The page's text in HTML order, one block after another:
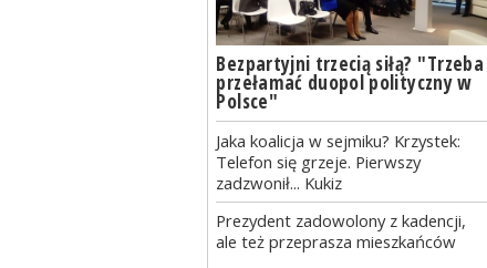
Bezpartyjni trzecią siłą? "Trzeba
przełamać duopol polityczny w
Polsce"
Jaka koalicja w sejmiku? Krzystek:
Telefon się grzeje. Pierwszy
zadzwonił... Kukiz
Prezydent zadowolony z kadencji,
ale też przeprasza mieszkańców